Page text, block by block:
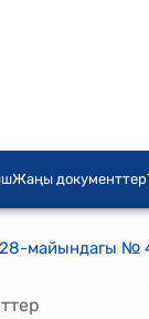
Жаңы документтер